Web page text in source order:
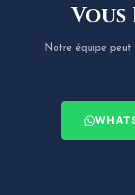
Vous
Notre équipe peut